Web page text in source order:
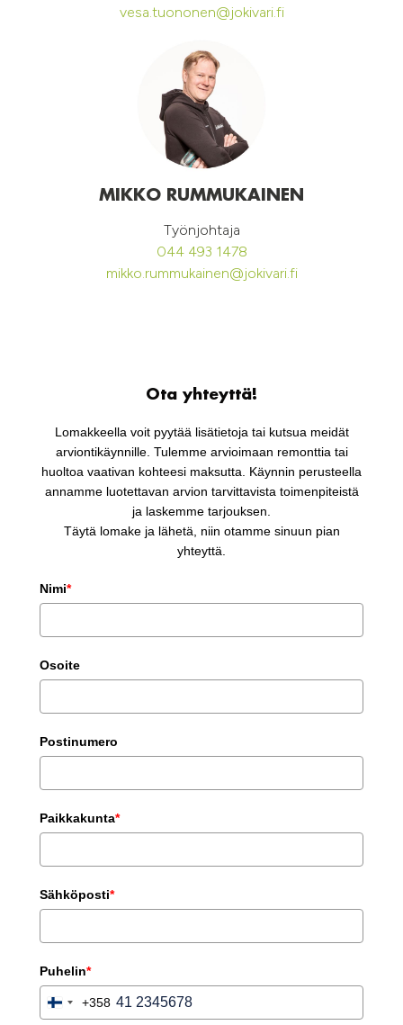
vesa.tuononen@jokivari.fi
MIKKO RUMMUKAINEN
Työnjohtaja
044 493 1478
mikko.rummukainen@jokivari.fi
Ota yhteyttä!
Lomakkeella voit pyytää lisätietoja tai kutsua meidät
arviontikäynnille. Tulemme arvioimaan remonttia tai
huoltoa vaativan kohteesi maksutta. Käynnin perusteella
annamme luotettavan arvion tarvittavista toimenpiteistä
ja laskemme tarjouksen.
Täytä lomake ja lähetä, niin otamme sinuun pian
yhteyttä.
Nimi*
Osoite
Postinumero
Paikkakunta*
Sähköposti*
Puhelin*
Finland+358